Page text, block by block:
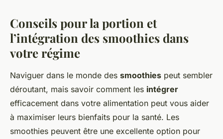
Conseils pour la portion et
l’intégration des smoothies dans
votre régime
Naviguer dans le monde des smoothies peut sembler
déroutant, mais savoir comment les intégrer
efficacement dans votre alimentation peut vous aider
à maximiser leurs bienfaits pour la santé. Les
smoothies peuvent être une excellente option pour